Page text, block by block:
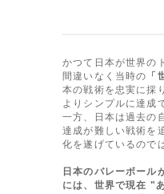
かつて日本が世界の
間違いなく当時の
「
本の戦術を忠実に採
よりシンプルに達成
一方、日本は過去の
達成が難しい戦術を
化を遂げているので
日本のバレーボール
には、世界で現在 "